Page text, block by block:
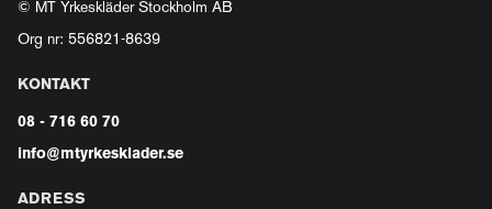
© MT Yrkeskläder Stockholm AB
Org nr: 556821-8639
KONTAKT
08 - 716 60 70
info@mtyrkesklader.se
ADRESS